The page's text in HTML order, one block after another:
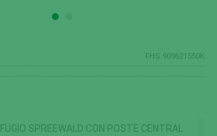
FHS.909621550K
SPREEWALD CON POSTE CENTRAL